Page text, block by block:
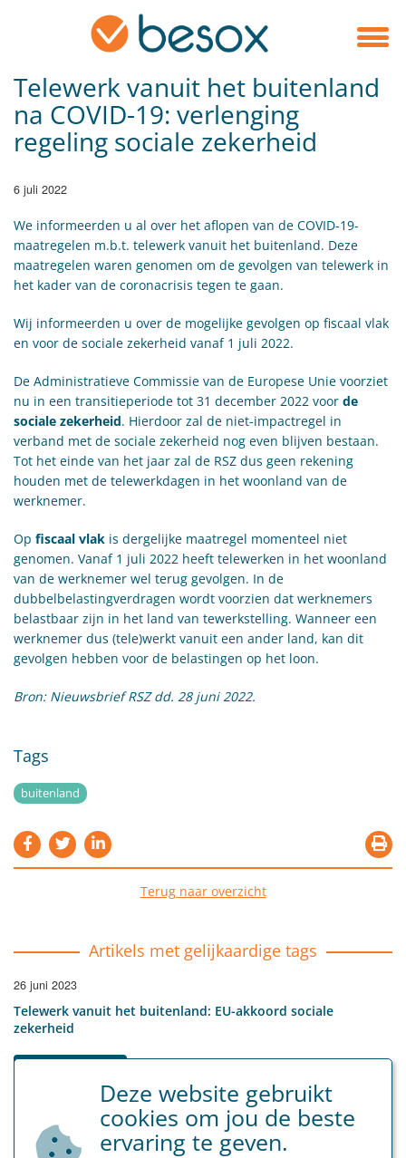
Telewerk vanuit het buitenland
na COVID-19: verlenging
regeling sociale zekerheid
6 juli 2022
We informeerden u al over het aflopen van de COVID-19-
maatregelen m.b.t. telewerk vanuit het buitenland. Deze
maatregelen waren genomen om de gevolgen van telewerk in
het kader van de coronacrisis tegen te gaan.
Wij informeerden u over de mogelijke gevolgen op fiscaal vlak
en voor de sociale zekerheid vanaf 1 juli 2022.
De Administratieve Commissie van de Europese Unie voorziet
nu in een transitieperiode tot 31 december 2022 voor de
sociale zekerheid. Hierdoor zal de niet-impactregel in
verband met de sociale zekerheid nog even blijven bestaan.
Tot het einde van het jaar zal de RSZ dus geen rekening
houden met de telewerkdagen in het woonland van de
werknemer.
Op fiscaal vlak is dergelijke maatregel momenteel niet
genomen. Vanaf 1 juli 2022 heeft telewerken in het woonland
van de werknemer wel terug gevolgen. In de
dubbelbelastingverdragen wordt voorzien dat werknemers
belastbaar zijn in het land van tewerkstelling. Wanneer een
werknemer dus (tele)werkt vanuit een ander land, kan dit
gevolgen hebben voor de belastingen op het loon.
Bron: Nieuwsbrief RSZ dd. 28 juni 2022.
Tags
buitenland
Terug naar overzicht
Artikels met gelijkaardige tags
26 juni 2023
Telewerk vanuit het buitenland: EU-akkoord sociale
zekerheid
telewerk buitenland
LEES MEER
Deze website gebruikt
cookies om jou de beste
ervaring te geven.